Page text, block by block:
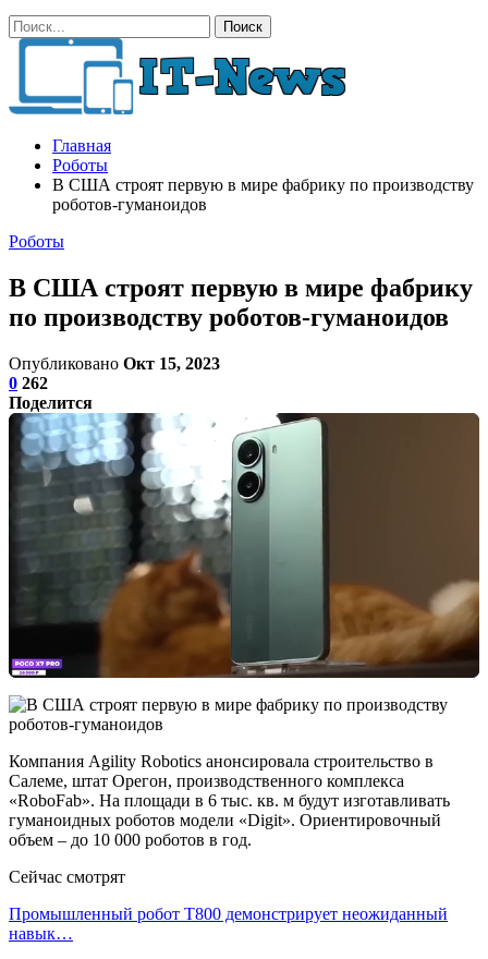
Главная
Роботы
В США строят первую в мире фабрику по производству
роботов-гуманоидов
Роботы
В США строят первую в мире фабрику
по производству роботов-гуманоидов
Опубликовано Окт 15, 2023
0 262
Поделится
Компания Agility Robotics анонсировала строительство в
Салеме, штат Орегон, производственного комплекса
«RoboFab». На площади в 6 тыс. кв. м будут изготавливать
гуманоидных роботов модели «Digit». Ориентировочный
объем – до 10 000 роботов в год.
Сейчас смотрят
Промышленный робот Т800 демонстрирует неожиданный
навык…